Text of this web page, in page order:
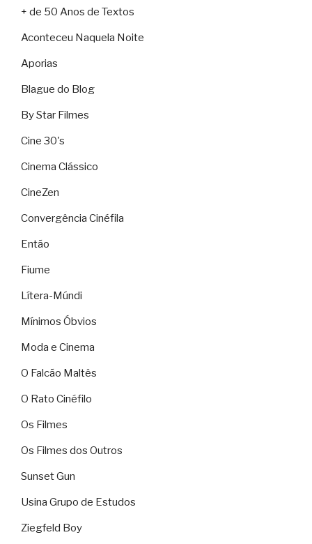
+ de 50 Anos de Textos
Aconteceu Naquela Noite
Aporias
Blague do Blog
By Star Filmes
Cine 30's
Cinema Clássico
CineZen
Convergência Cinéfila
Então
Fiume
Lítera-Múndi
Mínimos Óbvios
Moda e Cinema
O Falcão Maltês
O Rato Cinéfilo
Os Filmes
Os Filmes dos Outros
Sunset Gun
Usina Grupo de Estudos
Ziegfeld Boy